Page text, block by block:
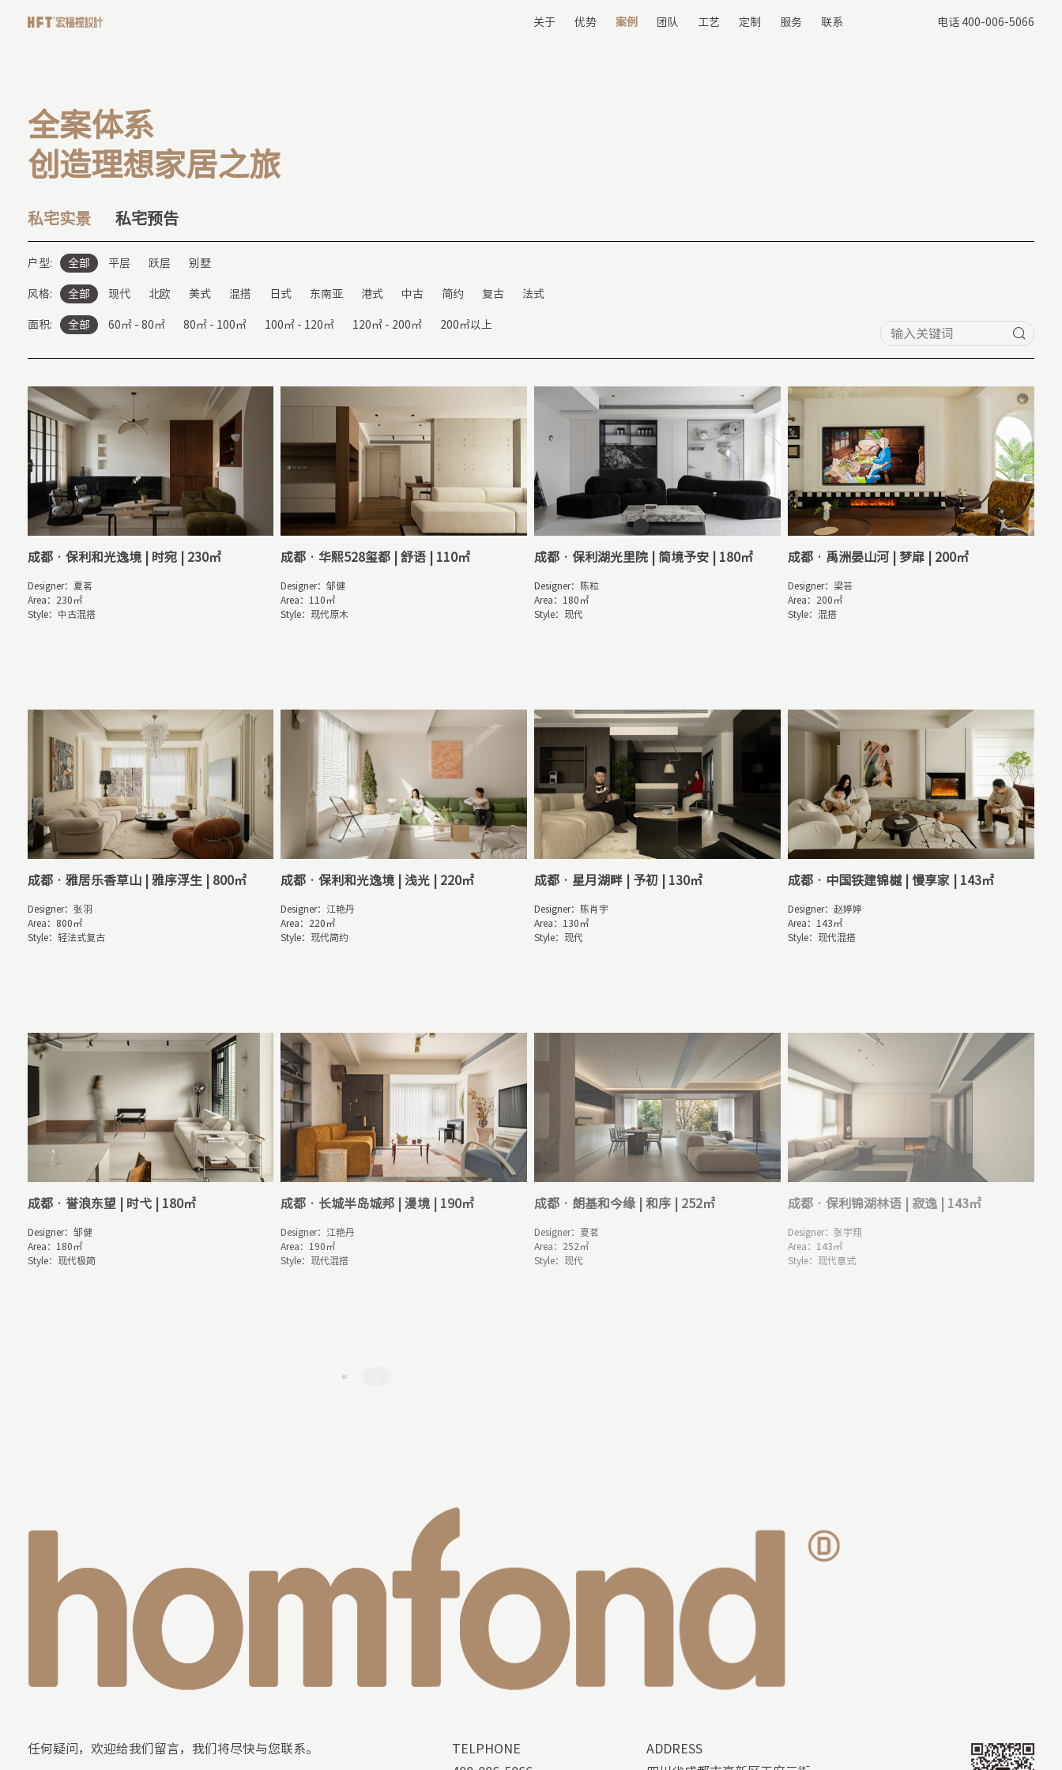
关于 优势 案例 团队 工艺 定制 服务 联系 电话 400-006-5066
全案体系
创 造理想家居之旅
私宅实景 私宅预告
户型: 全部 平层 跃层 别墅
风格: 全部 现代 北欧 美式 混搭 日式 东南亚 港式 中古 简约 复古 法式
面积: 全部 60㎡ - 80㎡ 80㎡ - 100㎡ 100㎡ - 120㎡ 120㎡ - 200㎡ 200㎡以上
成都 · 保利和光逸境 | 时宛 | 230㎡
Designer：夏茗
Area：230㎡
Style：中古混搭
成都 · 华熙528玺都 | 舒语 | 110㎡
Designer：邹健
Area：110㎡
Style：现代原木
成都 · 保利湖光里院 | 简境予安 | 180㎡
Designer：陈粒
Area：180㎡
Style：现代
成都 · 禹洲晏山河 | 梦扉 | 200㎡
Designer：梁芸
Area：200㎡
Style：混搭
成都 · 雅居乐香草山 | 雅序浮生 | 800㎡
Designer：张羽
Area：800㎡
Style：轻法式复古
成都 · 保利和光逸境 | 浅光 | 220㎡
Designer：江艳丹
Area：220㎡
Style：现代简约
成都 · 星月湖畔 | 予初 | 130㎡
Designer：陈肖宇
Area：130㎡
Style：现代
成都 · 中国铁建锦樾 | 慢享家 | 143㎡
Designer：赵婷婷
Area：143㎡
Style：现代混搭
成都 · 誉浪东望 | 时弋 | 180㎡
Designer：邹健
Area：180㎡
Style：现代极简
成都 · 长城半岛城邦 | 漫境 | 190㎡
Designer：江艳丹
Area：190㎡
Style：现代混搭
成都 · 朗基和今缘 | 和序 | 252㎡
Designer：夏茗
Area：252㎡
Style：现代
成都 · 保利锦湖林语 | 寂逸 | 143㎡
Designer：张宇翔
Area：143㎡
Style：现代意式
«
任何疑问，欢迎给我们留言，我们将尽快与您联系。
TELPHONE
ADDRESS